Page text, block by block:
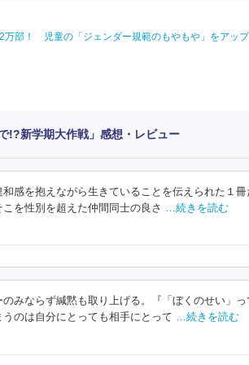
部！ 児童の「ジェンダー規範のもやもや」をアッ
!?新学期大作戦」感想・レビュー
感を抱えながら生きていることを伝えられた１
を性別を超えた仲間同士の良さ
…続きを読む
みならず緘黙も取り上げる。『「ぼくのせい」
のは自分にとっても相手にとって …続きを読む